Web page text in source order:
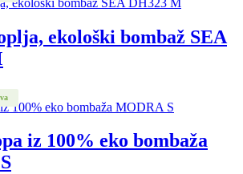
ekološki bombaž SEA
iz 100% eko bombaža